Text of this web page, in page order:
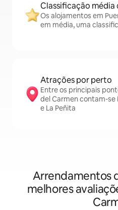
Classificação média
Os alojamentos em
em média, uma
Atrações por perto
Entre os principais
del Carmen contam-se
e La Peñita
Arrendamentos
melhores